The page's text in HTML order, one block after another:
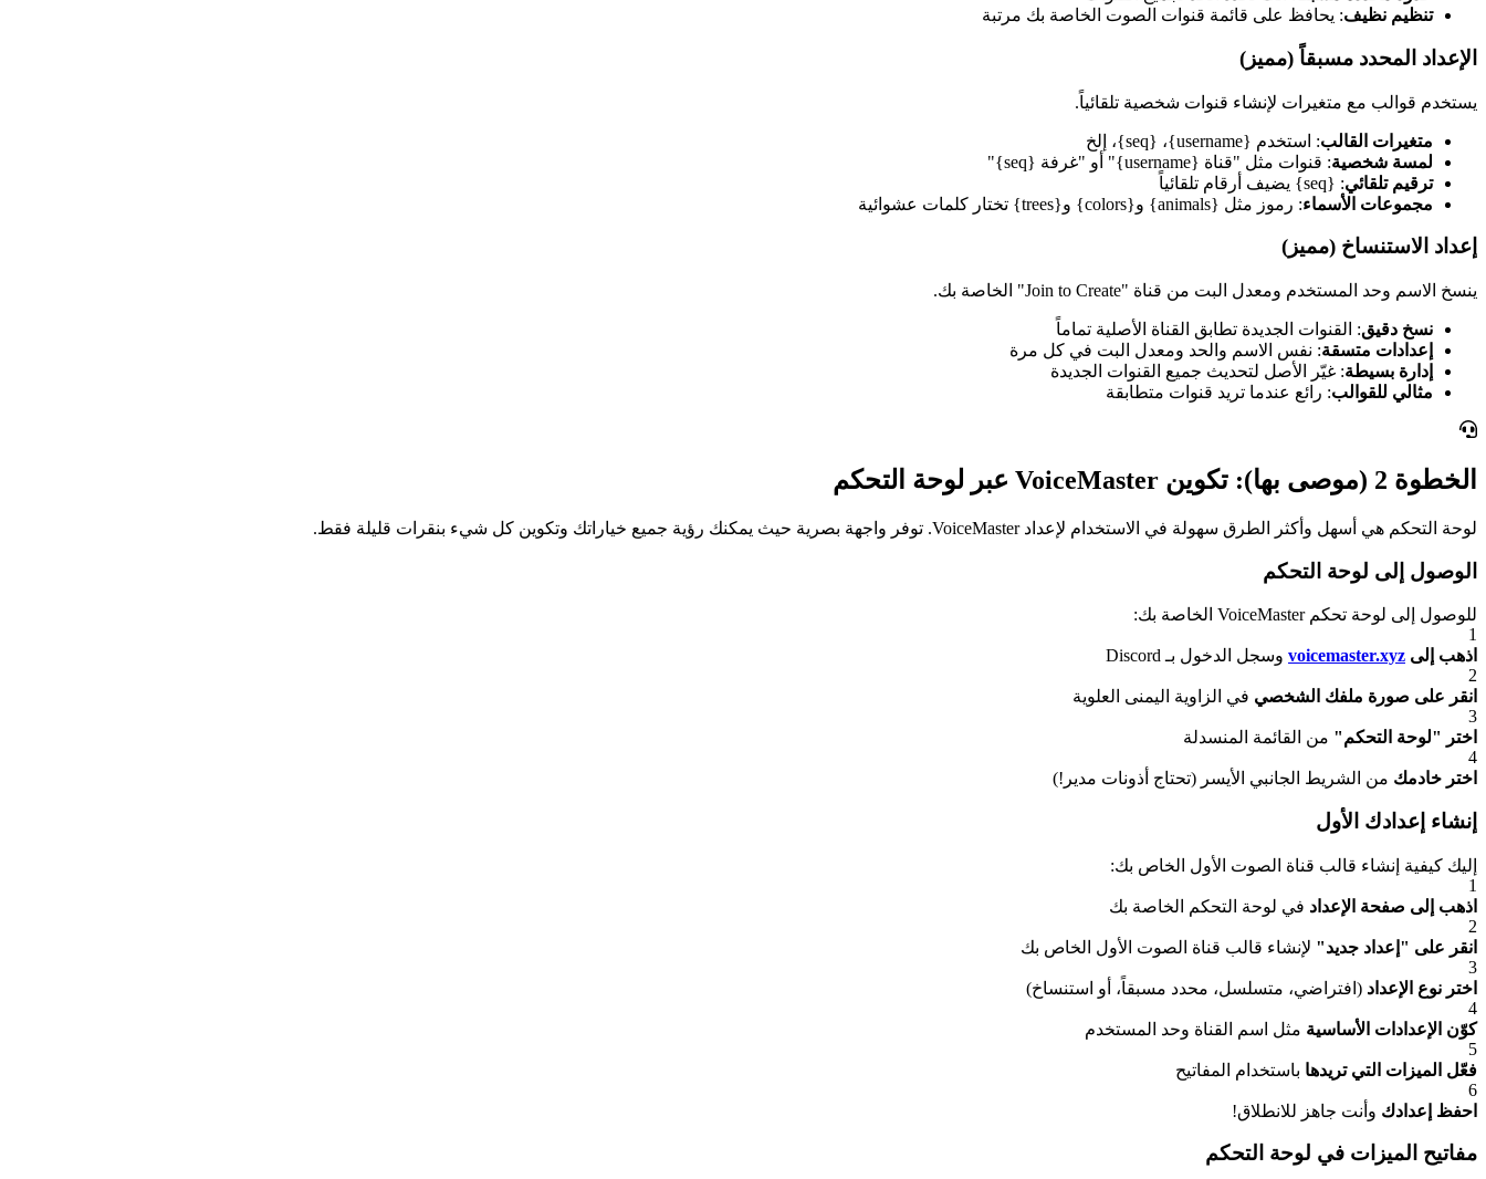
تنظيم نظيف: يحافظ على قائمة قنوات الصوت الخاصة بك مرتبة
الإعداد المحدد مسبقاً (مميز)
يستخدم قوالب مع متغيرات لإنشاء قنوات شخصية تلقائياً.
متغيرات القالب: استخدم {username}، {seq}، إلخ
لمسة شخصية: قنوات مثل "قناة {username}" أو "غرفة {seq}"
ترقيم تلقائي: {seq} يضيف أرقام تلقائياً
مجموعات الأسماء: رموز مثل {animals} و{colors} و{trees} تختار كلمات عشوائية
إعداد الاستنساخ (مميز)
ينسخ الاسم وحد المستخدم ومعدل البت من قناة "Join to Create" الخاصة بك.
نسخ دقيق: القنوات الجديدة تطابق القناة الأصلية تماماً
إعدادات متسقة: نفس الاسم والحد ومعدل البت في كل مرة
إدارة بسيطة: غيّر الأصل لتحديث جميع القنوات الجديدة
مثالي للقوالب: رائع عندما تريد قنوات متطابقة
الخطوة 2 (موصى بها): تكوين VoiceMaster عبر لوحة التحكم
لوحة التحكم هي أسهل وأكثر الطرق سهولة في الاستخدام لإعداد VoiceMaster. توفر واجهة بصرية حيث يمكنك رؤية جميع خياراتك وتكوين كل شيء بنقرات قليلة فقط.
الوصول إلى لوحة التحكم
للوصول إلى لوحة تحكم VoiceMaster الخاصة بك:
1
اذهب إلى voicemaster.xyz وسجل الدخول بـ Discord
2
انقر على صورة ملفك الشخصي في الزاوية اليمنى العلوية
3
اختر "لوحة التحكم" من القائمة المنسدلة
4
اختر خادمك من الشريط الجانبي الأيسر (تحتاج أذونات مدير!)
إنشاء إعدادك الأول
إليك كيفية إنشاء قالب قناة الصوت الأول الخاص بك:
1
اذهب إلى صفحة الإعداد في لوحة التحكم الخاصة بك
2
انقر على "إعداد جديد" لإنشاء قالب قناة الصوت الأول الخاص بك
3
اختر نوع الإعداد (افتراضي، متسلسل، محدد مسبقاً، أو استنساخ)
4
كوّن الإعدادات الأساسية مثل اسم القناة وحد المستخدم
5
فعّل الميزات التي تريدها باستخدام المفاتيح
6
احفظ إعدادك وأنت جاهز للانطلاق!
مفاتيح الميزات في لوحة التحكم